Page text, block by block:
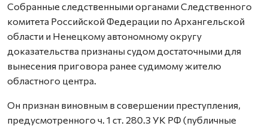
Собранные следственными органами Следственного
комитета Российской Федерации по Архангельской
области и Ненецкому автономному округу
доказательства признаны судом достаточными для
вынесения приговора ранее судимому жителю
областного центра.
Он признан виновным в совершении преступления,
предусмотренного ч. 1 ст. 280.3 УК РФ (публичные